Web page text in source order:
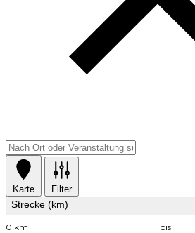
Karte Filter
Strecke (km)
0 km bis